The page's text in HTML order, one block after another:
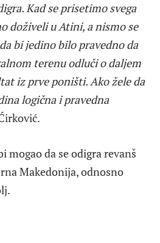
Kad se prisetimo svega
doživeli u Atini, a nismo se
bi jedino bilo pravedno da
terenu odluči o daljem
iz prve poništi. Ako žele da
logična i pravedna
mogao da se odigra revanš
Makedonija, odnosno